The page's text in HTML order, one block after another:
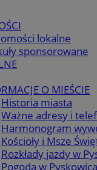
lokalne
sponsorowane
O MIEŚCIE
Historia miasta
Ważne adresy i
Harmonogram
Kościoły i Msze
Rozkłady jazdy w
Pogoda w